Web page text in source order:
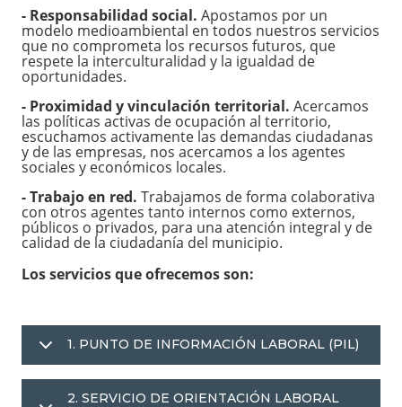
- Responsabilidad social. Apostamos por un
modelo medioambiental en todos nuestros servicios
que no comprometa los recursos futuros, que
respete la interculturalidad y la igualdad de
oportunidades.
- Proximidad y vinculación territorial. Acercamos
las políticas activas de ocupación al territorio,
escuchamos activamente las demandas ciudadanas
y de las empresas, nos acercamos a los agentes
sociales y económicos locales.
- Trabajo en red. Trabajamos de forma colaborativa
con otros agentes tanto internos como externos,
públicos o privados, para una atención integral y de
calidad de la ciudadanía del municipio.
Los servicios que ofrecemos son:
1. PUNTO DE INFORMACIÓN LABORAL (PIL)
2. SERVICIO DE ORIENTACIÓN LABORAL